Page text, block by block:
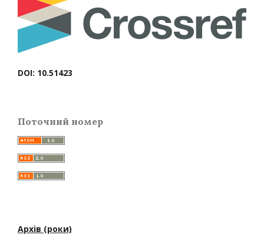
DOI: 10.51423
Поточний номер
Архів (роки)